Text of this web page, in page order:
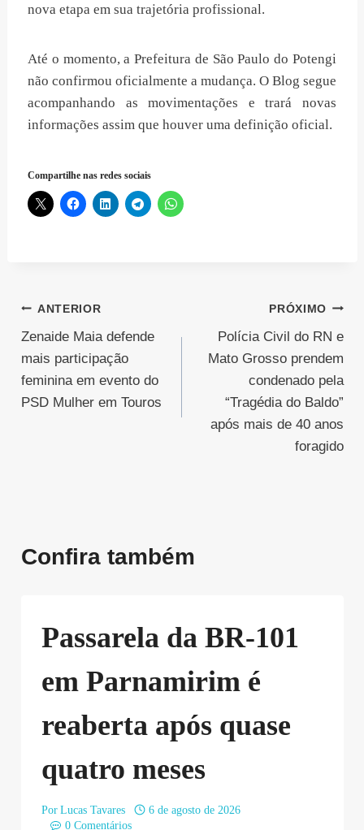
nova etapa em sua trajetória profissional.
Até o momento, a Prefeitura de São Paulo do Potengi
não confirmou oficialmente a mudança. O Blog segue
acompanhando as movimentações e trará novas
informações assim que houver uma definição oficial.
Compartilhe nas redes sociais
Navegação
de
Post
ANTERIOR
Zenaide Maia defende
mais participação
feminina em evento do
PSD Mulher em Touros
PRÓXIMO
Polícia Civil do RN e
Mato Grosso prendem
condenado pela
“Tragédia do Baldo”
após mais de 40 anos
foragido
Confira também
Passarela da BR-101
em Parnamirim é
reaberta após quase
quatro meses
Por Lucas Tavares
6 de agosto de 2026
0 Comentários